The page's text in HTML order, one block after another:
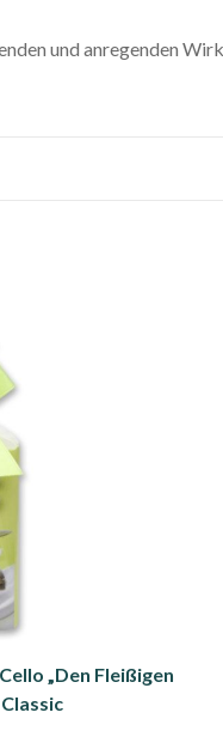
und anregenden
„Den Fleißigen